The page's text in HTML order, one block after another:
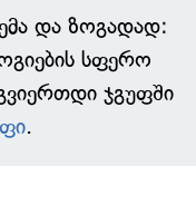
და ზოგადად:
სფერო
ჯგუფში
.